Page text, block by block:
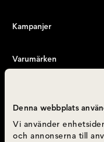
Denna webbplats
Vi använder
och annonserna till
Kampanjer
Varumärken
Inspiration